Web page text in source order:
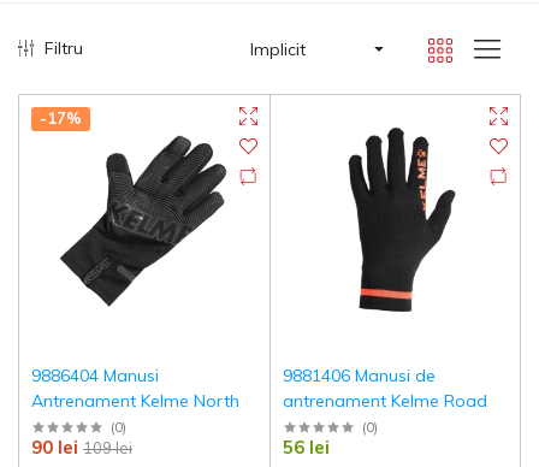
Filtru Implicit
-17%
9886404 Manusi
Antrenament Kelme North
(0)
109 lei
90 lei
9881406 Manusi de
antrenament Kelme Road
(0)
56 lei